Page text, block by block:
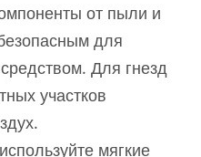
от пыли и
для
Для гнезд
участков
мягкие